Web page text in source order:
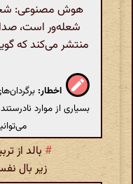
هوش مصنوعی:
شعله‌ور است،
منتشر می‌کند که
اخطار:
بسیاری از موارد
# بالد از
زیر بال